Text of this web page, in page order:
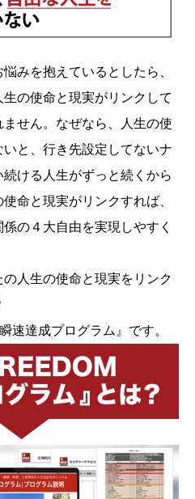
みを抱えているとしたら、
の使命と現実がリンクして
せん。なぜなら、人生の使
と、行き先設定してないナ
ける人生がずっと続くから
命と現実がリンクすれば、
の４大自由を実現しやすく
人生の使命と現実をリンク
速達成プログラム』です。